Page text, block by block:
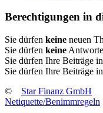
Berechtigungen in
Sie dürfen keine neuen
Sie dürfen keine
Sie dürfen Ihre Beiträge
Sie dürfen Ihre Beiträge
©
Star Finanz GmbH
Netiquette/Benimmregeln